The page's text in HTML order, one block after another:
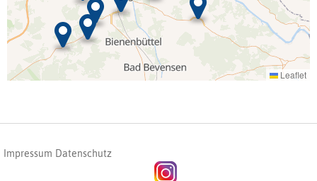
Leaflet
Impressum Datenschutz